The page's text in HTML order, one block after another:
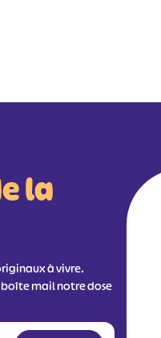
la
à vivre.
boîte mail notre dose